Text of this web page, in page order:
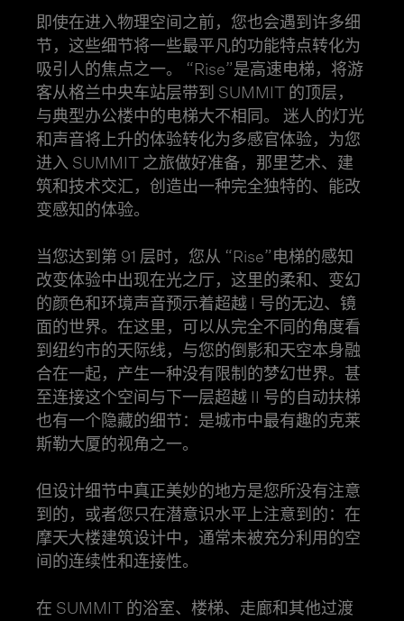
即使在进入物理空间之前，您也会遇到许多细
节，这些细节将一些最平凡的功能特点转化为
吸引人的焦点之一。 “Rise”是高速电梯，将游
客从格兰中央车站层带到 SUMMIT 的顶层，
与典型办公楼中的电梯大不相同。 迷人的灯光
和声音将上升的体验转化为多感官体验，为您
进入 SUMMIT 之旅做好准备，那里艺术、建
筑和技术交汇，创造出一种完全独特的、能改
变感知的体验。
当您达到第 91 层时，您从 “Rise”电梯的感知
改变体验中出现在光之厅，这里的柔和、变幻
的颜色和环境声音预示着超越 I 号的无边、镜
面的世界。在这里，可以从完全不同的角度看
到纽约市的天际线，与您的倒影和天空本身融
合在一起，产生一种没有限制的梦幻世界。甚
至连接这个空间与下一层超越 II 号的自动扶梯
也有一个隐藏的细节：是城市中最有趣的克莱
斯勒大厦的视角之一。
但设计细节中真正美妙的地方是您所没有注意
到的，或者您只在潜意识水平上注意到的：在
摩天大楼建筑设计中，通常未被充分利用的空
间的连续性和连接性。
在 SUMMIT 的浴室、楼梯、走廊和其他过渡